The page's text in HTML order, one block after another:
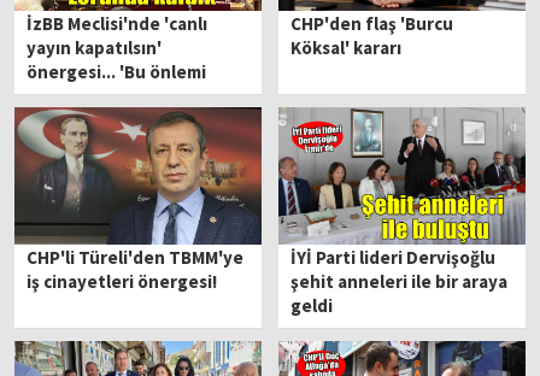
İzBB Meclisi'nde 'canlı
yayın kapatılsın'
önergesi... 'Bu önlemi
almak zorunda kaldık'
CHP'den flaş 'Burcu
Köksal' kararı
CHP'li Türeli'den TBMM'ye
iş cinayetleri önergesi!
İYİ Parti lideri Dervişoğlu
şehit anneleri ile bir araya
geldi